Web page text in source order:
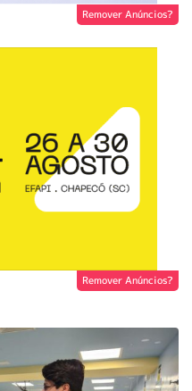
Remover Anúncios?
Remover Anúncios?